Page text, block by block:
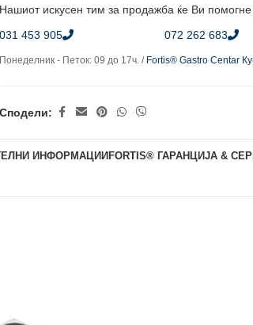
Нашиот искусен тим за продажба ќе Ви помогне
031 453 905
072 262 683
Понеделник - Петок: 09 до 17ч. / Fortis® Gastro Centar
Сподели:
ИНФОРМАЦИИFORTIS® ГАРАНЦИЈА &